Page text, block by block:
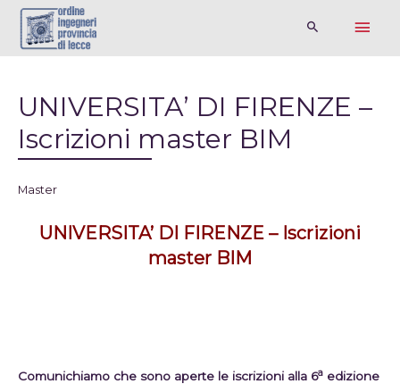
UNIVERSITA’ DI FIRENZE –
Iscrizioni master BIM
Master
UNIVERSITA’ DI FIRENZE – Iscrizioni
master BIM
Comunichiamo che sono aperte le iscrizioni alla 6a edizione